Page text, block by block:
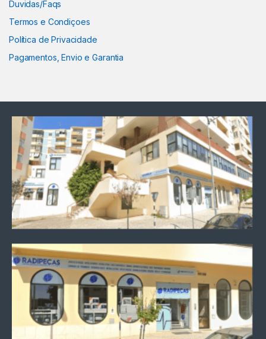
Duvidas/Faqs
Termos e Condiçoes
Política de Privacidade
Pagamentos, Envio e Garantia